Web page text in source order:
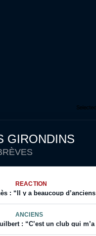
GIRONDINS
RÉACTION
: “Il y a beaucoup
ANCIENS
: “C’est un club qui m’a